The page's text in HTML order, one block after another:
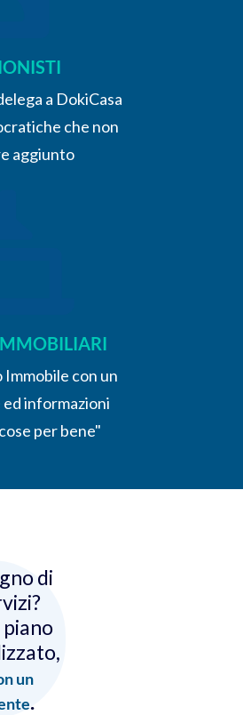
a DokiCasa
che non
aggiunto
con un
informazioni
per bene"
di
piano
un
.